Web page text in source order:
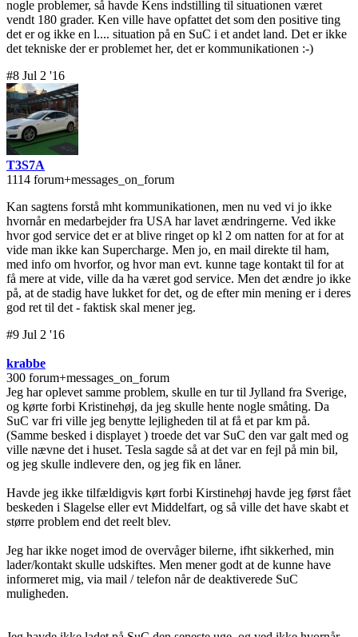
nogle problemer, så havde Kens indstilling til situationen været
vendt 180 grader. Ken ville have opfattet det som den positive ting
det er og ikke en l.... situation på en SuC i et andet land. Det er ikke
det tekniske der er problemet her, det er kommunikationen :-)
#8 Jul 2 '16
T3S7A
1114 forum+messages_on_forum
Kan sagtens forstå mht kommunikationen, men nu ved vi jo ikke
hvornår en medarbejder fra USA har lavet ændringerne. Ved ikke
hvor god service det er at blive ringet op kl 2 om natten for at for at
vide man ikke kan Supercharge. Men jo, en mail direkte til ham,
med info om hvorfor, og hvor man evt. kunne tage kontakt til for at
få mere at vide, ville da ha været god service. Men det ændre jo ikke
på, at de stadig have lukket for det, og de efter min mening er i deres
god ret til det - faktisk skal mener jeg.
#9 Jul 2 '16
krabbe
300 forum+messages_on_forum
Jeg har oplevet samme problem, skulle en tur til Jylland fra Sverige,
og kørte forbi Kristinehøj, da jeg skulle hente nogle småting. Da
SuC var fri ville jeg benytte lejligheden til at få et par km på.
(Samme besked i displayet ) troede det var SuC den var galt med og
ville nævne det i huset. Tesla sagde så at det var en fejl på min bil,
og jeg skulle indlevere den, og jeg fik en låner.
Havde jeg ikke tilfældigvis kørt forbi Kirstinehøj havde jeg først fået
beskeden i Slagelse eller evt Middelfart, og så ville det have skabt et
større problem end det reelt blev.
Jeg har ikke noget imod de overvåger bilerne, ifht sikkerhed, min
lader/kontakt skulle udskiftes. Men mener godt at de kunne have
informeret mig, via mail / telefon når de deaktiverede SuC
muligheden.